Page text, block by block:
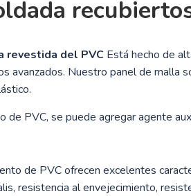
revestida del PVC Está hecho de
avanzados. Nuestro panel de malla
de PVC, se puede agregar agente
de PVC ofrecen excelentes
resistencia al envejecimiento,